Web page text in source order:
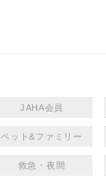
JAHA会員
ペット&ファミリー
救急・夜間